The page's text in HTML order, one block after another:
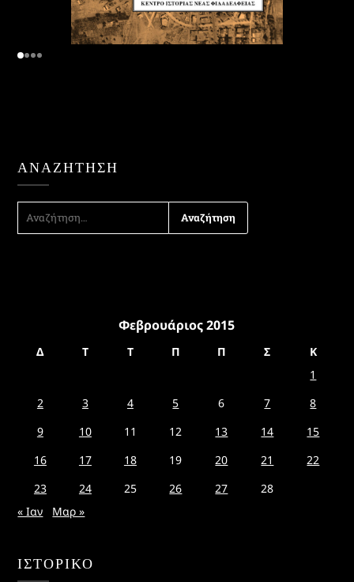
ΑΝΑΖΉΤΗΣΗ
ΑΝΑΖΉΤΗΣΗ
ΓΙΑ:
Φεβρουάριος 2015
Δ Τ Τ Π Π Σ
Κ
1
2
3 4 5 6 7
8
9
10 11 12 13 14
15
16
17 18 19 20 21
22
23
24 25 26 27
28
« Ιαν
Μαρ »
ΙΣΤΟΡΙΚΌ